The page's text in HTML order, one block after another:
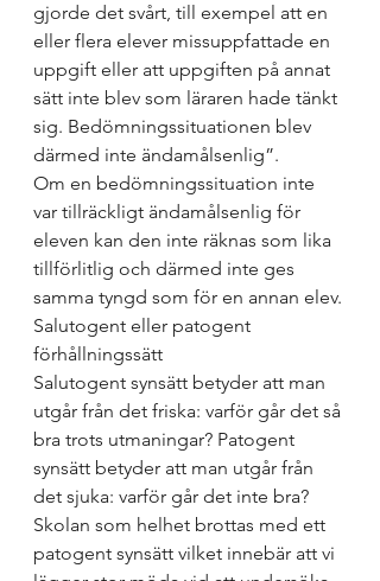
gjorde det svårt, till exempel att en
eller flera elever missuppfattade en
uppgift eller att uppgiften på annat
sätt inte blev som läraren hade tänkt
sig. Bedömningssituationen blev
därmed inte ändamålsenlig”.
Om en bedömningssituation inte
var tillräckligt ändamålsenlig för
eleven kan den inte räknas som lika
tillförlitlig och därmed inte ges
samma tyngd som för en annan elev.
Salutogent eller patogent
förhållningssätt
Salutogent synsätt betyder att man
utgår från det friska: varför går det så
bra trots utmaningar? Patogent
synsätt betyder att man utgår från
det sjuka: varför går det inte bra?
Skolan som helhet brottas med ett
patogent synsätt vilket innebär att vi